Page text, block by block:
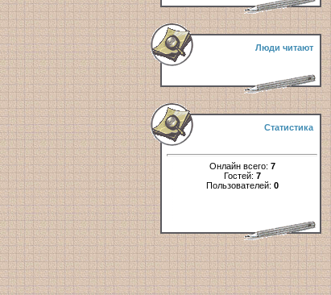
Люди читают
Статистика
Онлайн всего: 7
Гостей: 7
Пользователей: 0